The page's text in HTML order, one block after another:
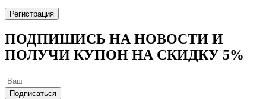
Регистрация
ПОДПИШИСЬ НА НОВОСТИ И
ПОЛУЧИ КУПОН НА СКИДКУ 5%
Подписаться